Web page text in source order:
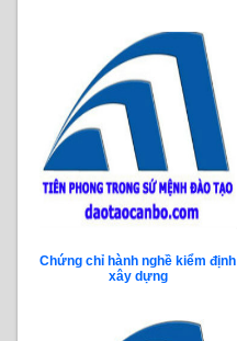
Chứng chỉ hành nghề kiểm định
xây dựng